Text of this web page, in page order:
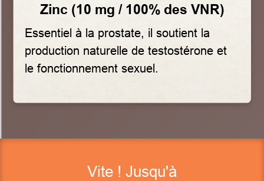
Zinc (10 mg / 100% des VNR)
Essentiel à la prostate, il soutient la
production naturelle de testostérone et
le fonctionnement sexuel.
Vite ! Jusqu'à